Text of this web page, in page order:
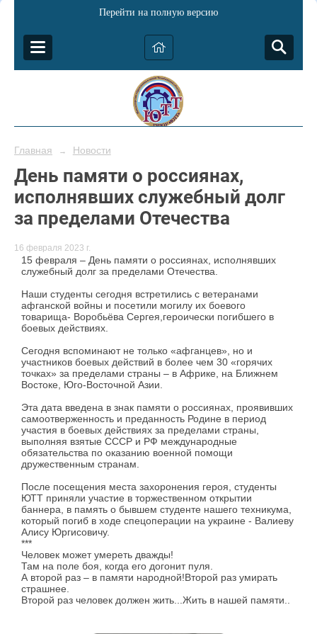
Перейти на полную версию
Главная → Новости
День памяти о россиянах,
исполнявших служебный долг
за пределами Отечества
16 февраля 2023 г.
15 февраля – День памяти о россиянах, исполнявших
служебный долг за пределами Отечества.
Наши студенты сегодня встретились с ветеранами
афганской войны и посетили могилу их боевого
товарища- Воробьёва Сергея,героически погибшего в
боевых действиях.
Сегодня вспоминают не только «афганцев», но и
участников боевых действий в более чем 30 «горячих
точках» за пределами страны – в Африке, на Ближнем
Востоке, Юго-Восточной Азии.
Эта дата введена в знак памяти о россиянах, проявивших
самоотверженность и преданность Родине в период
участия в боевых действиях за пределами страны,
выполняя взятые СССР и РФ международные
обязательства по оказанию военной помощи
дружественным странам.
После посещения места захоронения героя, студенты
ЮТТ приняли участие в торжественном открытии
баннера, в память о бывшем студенте нашего техникума,
который погиб в ходе спецоперации на украине - Валиеву
Алису Юргисовичу.
***
Человек может умереть дважды!
Там на поле боя, когда его догонит пуля.
А второй раз – в памяти народной!Второй раз умирать
страшнее.
Второй раз человек должен жить...Жить в нашей памяти..